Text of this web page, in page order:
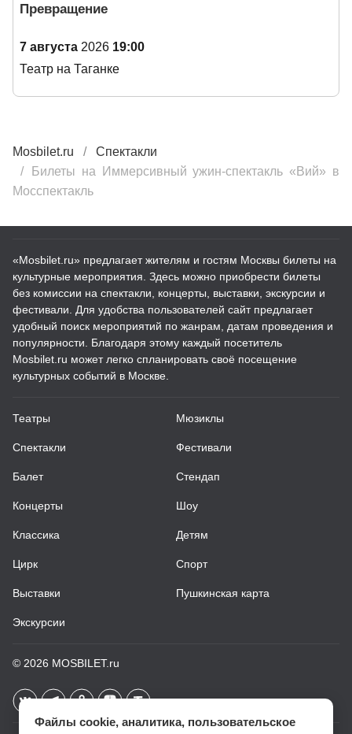
Превращение
7 августа 2026 19:00
Театр на Таганке
Mosbilet.ru
Спектакли
Билеты на Иммерсивный ужин-спектакль «Вий» в
Мосспектакль
«Mosbilet.ru» предлагает жителям и гостям Москвы билеты на
культурные мероприятия. Здесь можно приобрести билеты
без комиссии на спектакли, концерты, выставки, экскурсии и
фестивали. Для удобства пользователей сайт предлагает
удобный поиск мероприятий по жанрам, датам проведения и
популярности. Благодаря этому каждый посетитель
Mosbilet.ru может легко спланировать своё посещение
культурных событий в Москве.
Театры
Спектакли
Балет
Концерты
Классика
Цирк
Выставки
Экскурсии
Мюзиклы
Фестивали
Стендап
Шоу
Детям
Спорт
Пушкинская карта
© 2026 MOSBILET.ru
Файлы cookie, аналитика, пользовательское